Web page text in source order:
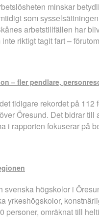
minskar
som
arbetstillfällen har
riktigt tagit fart –
– fler pendlare,
tidigare rekordet på
Öresund. Det bidrar
i rapporten fokuserar på
högskolor i
yrkeshögskolor,
personer, omräknat till